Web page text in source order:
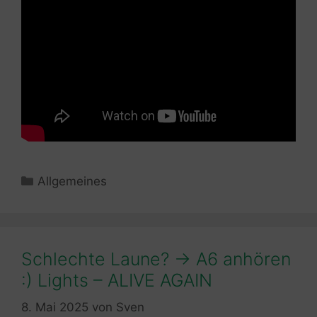
Kategorien
Allgemeines
Schlechte Laune? -> A6 anhören
:) Lights – ALIVE AGAIN
8. Mai 2025 von Sven